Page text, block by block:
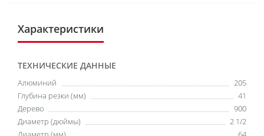
Характеристики
ТЕХНИЧЕСКИЕ ДАННЫЕ
Алюминий
205
Глубина резки (мм)
41
Дерево
900
Диаметр (дюймы)
2 1/2